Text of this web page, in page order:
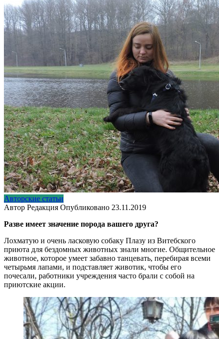
Авторские статьи
Автор Редакция Опубликовано 23.11.2019
Разве имеет значение порода вашего друга?
Лохматую и очень ласковую собаку Плазу из Витебского
приюта для бездомных животных знали многие. Общительное
животное, которое умеет забавно танцевать, перебирая всеми
четырьмя лапами, и подставляет животик, чтобы его
почесали, работники учреждения часто брали с собой на
приютские акции.